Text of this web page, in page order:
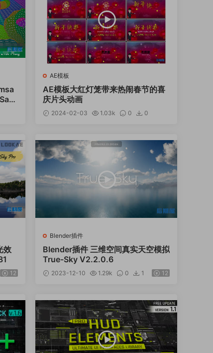
AE模板
AE模板大红灯笼带来热闹春节的喜
庆片头动画
2024-02-03 1.03k 0
0
效
12
Blender插件
Blender插件 三维空间真实天空模拟
True-Sky V2.2.0.6
2023-12-10 1.29k 0 1 12